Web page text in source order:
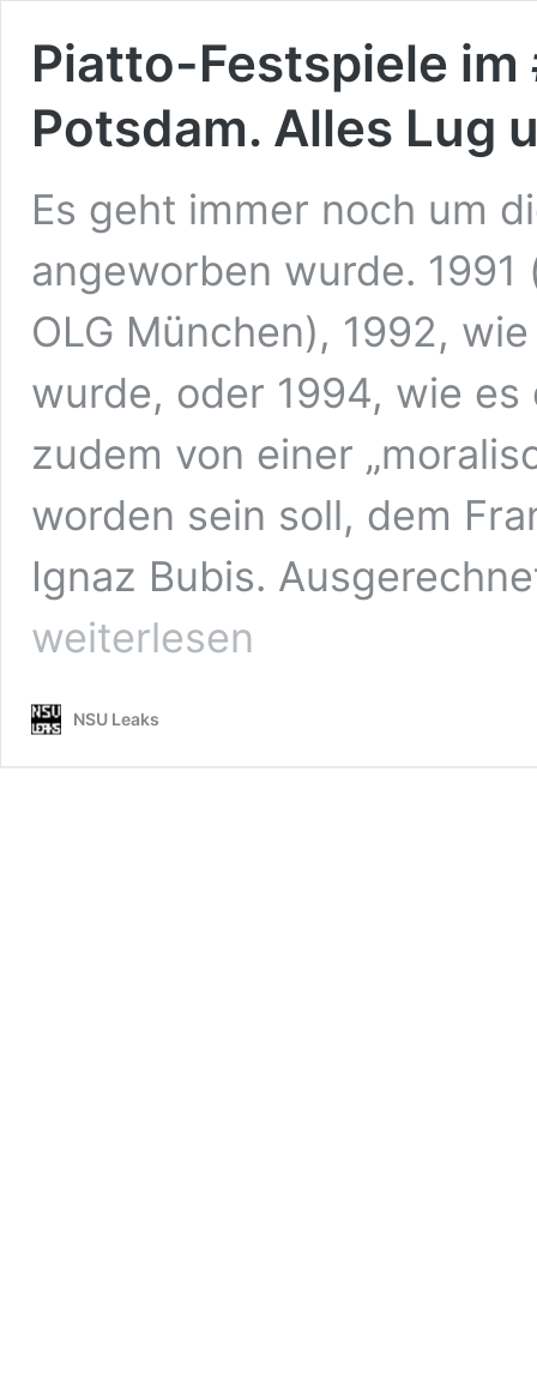
Piatto-Festspiele
Potsdam. Alles Lug
Es geht immer noch um
angeworben wurde.
OLG München), 1992,
wurde, oder 1994, wie es
zudem von einer
worden sein soll, dem
Ignaz Bubis.
weiterlesen
NSU Leaks